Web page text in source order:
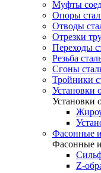
Муфты
Опоры
Отводы
Отрезки
Переходы
Резьба
Сгоны
Тройники
Установки
Установки
Фасонные
Фасонные
Z-